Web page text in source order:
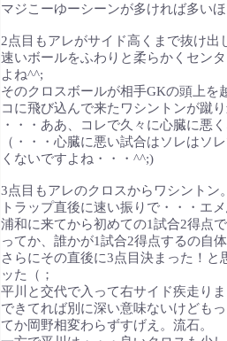
マジこーゆーシーンが多ければ多い
2点目もアレがサイド高くまで抜け
速いボールをふわりと柔らかくセン
よね^^;
そのクロスボールが相手GKの頭上を
コに飛び込んで来たワシントンが蹴
・・・ああ、コレで久々に心臓に悪
（・・・心臓に悪い試合はソレはソ
くないですよね・・・^^;)
3点目もアレのクロスからワシントン
トラップ直後に速い振りで・・・エ
浦和に来てから初めての1試合2得点
ってか、誰かが1試合2得点するの自
さらにその直後に3点目決まった！
ッた（；
平川と交代で入って右サイド疾走り
できてれば別に深い意味ないけども
てか岡野相変わらずすげえ。流石。